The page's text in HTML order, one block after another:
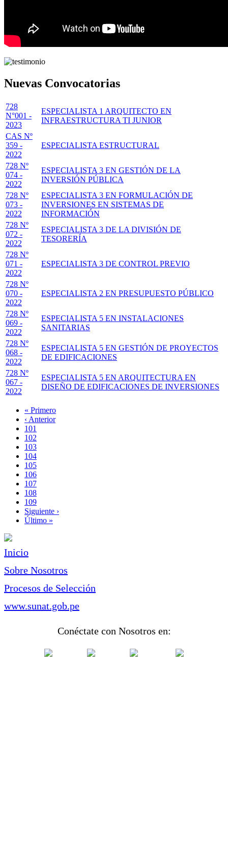
Nuevas Convocatorias
728
N°001 -
2023
ESPECIALISTA 1 ARQUITECTO EN
INFRAESTRUCTURA TI JUNIOR
CAS Nº
359 -
2022
ESPECIALISTA ESTRUCTURAL
728 Nº
074 -
2022
ESPECIALISTA 3 EN GESTIÓN DE LA
INVERSIÓN PÚBLICA
728 Nº
073 -
2022
ESPECIALISTA 3 EN FORMULACIÓN DE
INVERSIONES EN SISTEMAS DE
INFORMACIÓN
728 Nº
072 -
2022
ESPECIALISTA 3 DE LA DIVISIÓN DE
TESORERÍA
728 Nº
071 -
2022
ESPECIALISTA 3 DE CONTROL PREVIO
728 Nº
070 -
2022
ESPECIALISTA 2 EN PRESUPUESTO PÚBLICO
728 Nº
069 -
2022
ESPECIALISTA 5 EN INSTALACIONES
SANITARIAS
728 Nº
068 -
2022
ESPECIALISTA 5 EN GESTIÓN DE PROYECTOS
DE EDIFICACIONES
728 Nº
067 -
2022
ESPECIALISTA 5 EN ARQUITECTURA EN
DISEÑO DE EDIFICACIONES DE INVERSIONES
Paginación
Primera
página
« Primero
Página
anterior
‹ Anterior
Page
101
Page
102
Page
103
Page
104
Página
actual
105
Page
106
Page
107
Page
108
Page
109
Siguiente
página
Siguiente ›
Última
Último »
Inicio
Sobre Nosotros
Procesos de Selección
www.sunat.gob.pe
Conéctate con Nosotros en: